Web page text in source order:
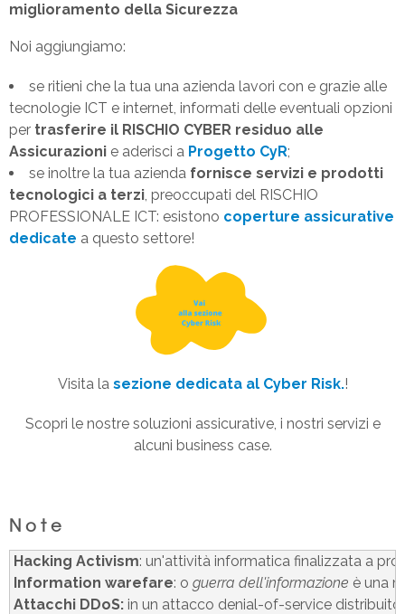
miglioramento della Sicurezza
Noi aggiungiamo:
se ritieni che la tua una azienda lavori con e grazie alle
tecnologie ICT e internet, informati delle eventuali opzioni
per trasferire il RISCHIO CYBER residuo alle
Assicurazioni e aderisci a Progetto CyR;
se inoltre la tua azienda fornisce servizi e prodotti
tecnologici a terzi, preoccupati del RISCHIO
PROFESSIONALE ICT: esistono coperture assicurative
dedicate a questo settore!
Visita la sezione dedicata al Cyber Risk.!
Scopri le nostre soluzioni assicurative, i nostri servizi e
alcuni business case.
Note
Hacking Activism
Information warefare: o guerra dell'informazione è una
Attacchi DDoS: